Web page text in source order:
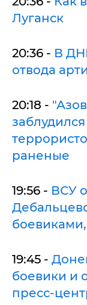
Луганск
20:36 - В
отвода
20:18 -
раненые
19:56 - ВСУ
19:45 -
боевики и
пресс-